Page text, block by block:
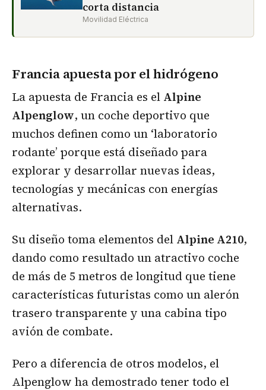
corta distancia
Movilidad Eléctrica
Francia apuesta por el hidrógeno
La apuesta de Francia es el Alpine
Alpenglow, un coche deportivo que
muchos definen como un ‘laboratorio
rodante’ porque está diseñado para
explorar y desarrollar nuevas ideas,
tecnologías y mecánicas con energías
alternativas.
Su diseño toma elementos del Alpine A210,
dando como resultado un atractivo coche
de más de 5 metros de longitud que tiene
características futuristas como un alerón
trasero transparente y una cabina tipo
avión de combate.
Pero a diferencia de otros modelos, el
Alpenglow ha demostrado tener todo el